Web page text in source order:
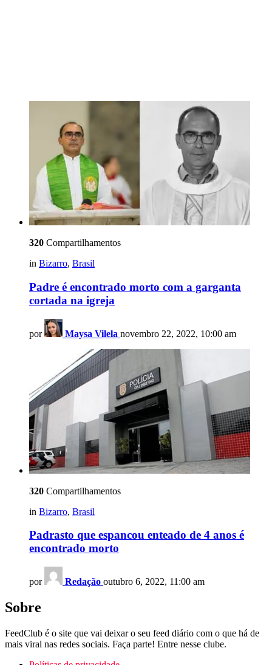
320 Compartilhamentos
in Bizarro, Brasil
Padre é encontrado morto com a garganta
cortada na igreja
por Maysa Vilela novembro 22, 2022, 10:00 am
320 Compartilhamentos
in Bizarro, Brasil
Padrasto que espancou enteado de 4 anos é
encontrado morto
por Redação outubro 6, 2022, 11:00 am
Sobre
FeedClub é o site que vai deixar o seu feed diário com o que há de
mais viral nas redes sociais. Faça parte! Entre nesse clube.